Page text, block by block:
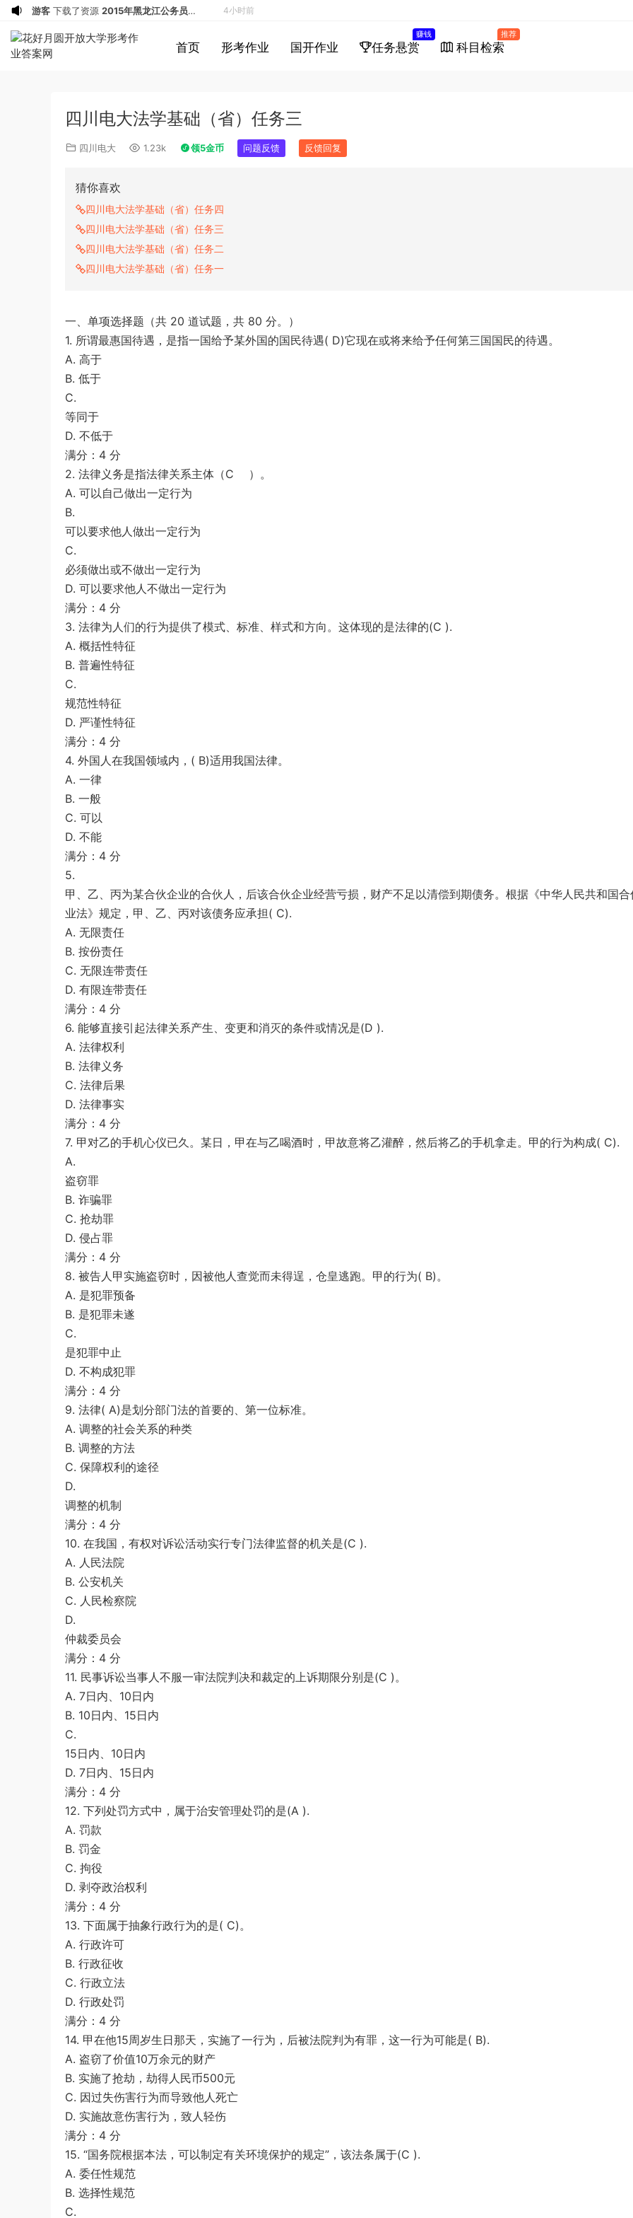
首页 形考作业 国开作业 任务悬赏
赚钱
科目检索
推荐
四川电大法学基础（省）任务三
四川电大 1.23k 领5金币 问题反馈 反馈回复
猜你喜欢
四川电大法学基础（省）任务四
四川电大法学基础（省）任务三
四川电大法学基础（省）任务二
四川电大法学基础（省）任务一
一、单项选择题（共 20 道试题，共 80 分。）
1. 所谓最惠国待遇，是指一国给予某外国的国民待遇( D)它现在或将来给予任何第三国国民的待遇。
A. 高于
B. 低于
C.
等同于
D. 不低于
满分：4 分
2. 法律义务是指法律关系主体（C ）。
A. 可以自己做出一定行为
B.
可以要求他人做出一定行为
C.
必须做出或不做出一定行为
D. 可以要求他人不做出一定行为
满分：4 分
3. 法律为人们的行为提供了模式、标准、样式和方向。这体现的是法律的(C ).
A. 概括性特征
B. 普遍性特征
C.
规范性特征
D. 严谨性特征
满分：4 分
4. 外国人在我国领域内，( B)适用我国法律。
A. 一律
B. 一般
C. 可以
D. 不能
满分：4 分
5.
甲、乙、丙为某合伙企业的合伙人，后该合伙企业经营亏损，财产不足以清偿到期债务。根据《中华人民共和国合
业法》规定，甲、乙、丙对该债务应承担( C).
A. 无限责任
B. 按份责任
C. 无限连带责任
D. 有限连带责任
满分：4 分
6. 能够直接引起法律关系产生、变更和消灭的条件或情况是(D ).
A. 法律权利
B. 法律义务
C. 法律后果
D. 法律事实
满分：4 分
7. 甲对乙的手机心仪已久。某日，甲在与乙喝酒时，甲故意将乙灌醉，然后将乙的手机拿走。甲的行为构成( C).
A.
盗窃罪
B. 诈骗罪
C. 抢劫罪
D. 侵占罪
满分：4 分
8. 被告人甲实施盗窃时，因被他人查觉而未得逞，仓皇逃跑。甲的行为( B)。
A. 是犯罪预备
B. 是犯罪未遂
C.
是犯罪中止
D. 不构成犯罪
满分：4 分
9. 法律( A)是划分部门法的首要的、第一位标准。
A. 调整的社会关系的种类
B. 调整的方法
C. 保障权利的途径
D.
调整的机制
满分：4 分
10. 在我国，有权对诉讼活动实行专门法律监督的机关是(C ).
A. 人民法院
B. 公安机关
C. 人民检察院
D.
仲裁委员会
满分：4 分
11. 民事诉讼当事人不服一审法院判决和裁定的上诉期限分别是(C )。
A. 7日内、10日内
B. 10日内、15日内
C.
15日内、10日内
D. 7日内、15日内
满分：4 分
12. 下列处罚方式中，属于治安管理处罚的是(A ).
A. 罚款
B. 罚金
C. 拘役
D. 剥夺政治权利
满分：4 分
13. 下面属于抽象行政行为的是( C)。
A. 行政许可
B. 行政征收
C. 行政立法
D. 行政处罚
满分：4 分
14. 甲在他15周岁生日那天，实施了一行为，后被法院判为有罪，这一行为可能是( B).
A. 盗窃了价值10万余元的财产
B. 实施了抢劫，劫得人民币500元
C. 因过失伤害行为而导致他人死亡
D. 实施故意伤害行为，致人轻伤
满分：4 分
15. “国务院根据本法，可以制定有关环境保护的规定”，该法条属于(C ).
A. 委任性规范
B. 选择性规范
C.
u*******签到打卡，获得1元奖励 5小时前
u*******签到打卡，获得1元奖励
u******* 7小时前
u*******签到打卡，获得1元奖励 8小时前
9小时前
9小时前
下载了资源
2016年0423浙江公务
试《行测》真题（下半年卷）答案及解析
下载了资源2021年公务员多省联考
《申论》题（河南乡镇卷）及参考答案
14小时前
下载了资源2009年广东公务员考试
《行测》真题答案及解析
下载了资源2004年广东公务员考试
《行测》三卷答案及解析
下载了资源 2015年黑龙江公务员考
试《申论》及参考答案（公检法B）
4小时前